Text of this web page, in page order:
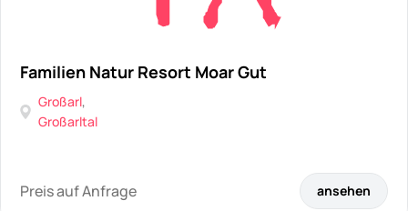
Familien Natur Resort Moar Gut
Großarl,
Großarltal
Preis auf Anfrage ansehen